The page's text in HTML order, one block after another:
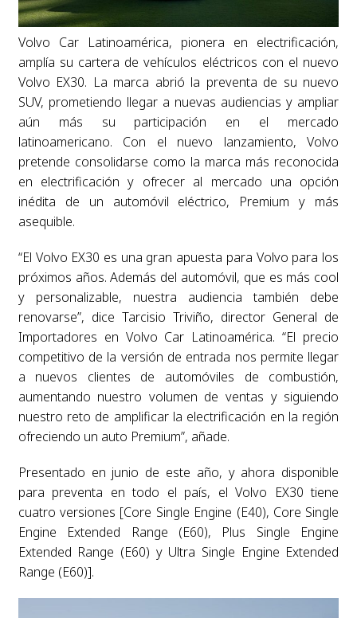
Volvo Car Latinoamérica, pionera en electrificación,
amplía su cartera de vehículos eléctricos con el nuevo
Volvo EX30. La marca abrió la preventa de su nuevo
SUV, prometiendo llegar a nuevas audiencias y ampliar
aún más su participación en el mercado
latinoamericano. Con el nuevo lanzamiento, Volvo
pretende consolidarse como la marca más reconocida
en electrificación y ofrecer al mercado una opción
inédita de un automóvil eléctrico, Premium y más
asequible.
“El Volvo EX30 es una gran apuesta para Volvo para los
próximos años. Además del automóvil, que es más cool
y personalizable, nuestra audiencia también debe
renovarse”, dice Tarcisio Triviño, director General de
Importadores en Volvo Car Latinoamérica. “El precio
competitivo de la versión de entrada nos permite llegar
a nuevos clientes de automóviles de combustión,
aumentando nuestro volumen de ventas y siguiendo
nuestro reto de amplificar la electrificación en la región
ofreciendo un auto Premium”, añade.
Presentado en junio de este año, y ahora disponible
para preventa en todo el país, el Volvo EX30 tiene
cuatro versiones [Core Single Engine (E40), Core Single
Engine Extended Range (E60), Plus Single Engine
Extended Range (E60) y Ultra Single Engine Extended
Range (E60)].